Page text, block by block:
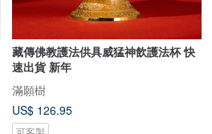
藏傳佛教護法供具威猛神飲護法杯 快
速出貨 新年
滿願樹
US$ 126.95